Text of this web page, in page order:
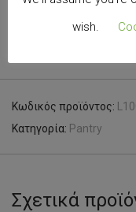
Συστατικά
Πρωτεΐνη ρυζιού σε
Κωδικός προϊόντος:
Κατηγορία: Pantry
Σχετικά
wish.